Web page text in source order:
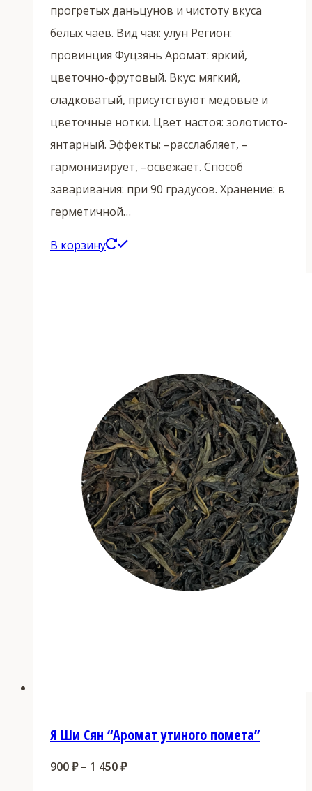
прогретых даньцунов и чистоту вкуса
белых чаев. Вид чая: улун Регион:
провинция Фуцзянь Аромат: яркий,
цветочно-фрутовый. Вкус: мягкий,
сладковатый, присутствуют медовые и
цветочные нотки. Цвет настоя: золотисто-
янтарный. Эффекты: –расслабляет, –
гармонизирует, –освежает. Способ
заваривания: при 90 градусов. Хранение: в
герметичной…
В корзину
Я Ши Сян “Аромат утиного помета”
900₽ – 1 450₽Диапазон